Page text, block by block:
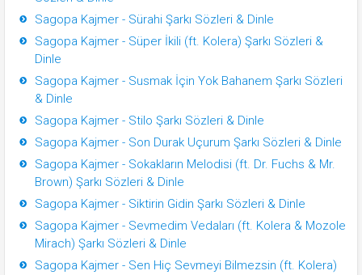
Sagopa Kajmer - Sürahi Şarkı Sözleri & Dinle
Sagopa Kajmer - Süper İkili (ft. Kolera) Şarkı Sözleri &
Dinle
Sagopa Kajmer - Susmak İçin Yok Bahanem Şarkı Sözleri
& Dinle
Sagopa Kajmer - Stilo Şarkı Sözleri & Dinle
Sagopa Kajmer - Son Durak Uçurum Şarkı Sözleri & Dinle
Sagopa Kajmer - Sokakların Melodisi (ft. Dr. Fuchs & Mr.
Brown) Şarkı Sözleri & Dinle
Sagopa Kajmer - Siktirin Gidin Şarkı Sözleri & Dinle
Sagopa Kajmer - Sevmedim Vedaları (ft. Kolera & Mozole
Mirach) Şarkı Sözleri & Dinle
Sagopa Kajmer - Sen Hiç Sevmeyi Bilmezsin (ft. Kolera)